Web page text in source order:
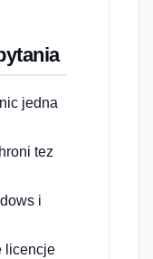
jedna
tez
i
licencje